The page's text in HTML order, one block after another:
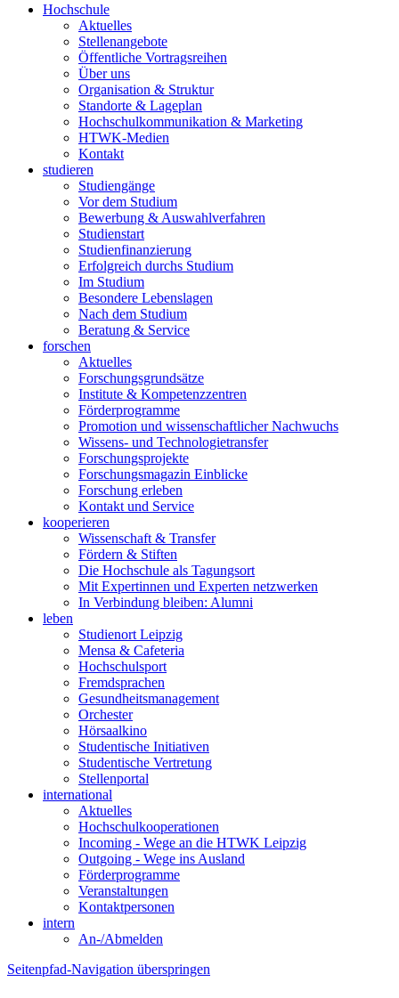
Hochschule
Aktuelles
Stellenangebote
Öffentliche Vortragsreihen
Über uns
Organisation & Struktur
Standorte & Lageplan
Hochschulkommunikation & Marketing
HTWK-Medien
Kontakt
studieren
Studiengänge
Vor dem Studium
Bewerbung & Auswahlverfahren
Studienstart
Studienfinanzierung
Erfolgreich durchs Studium
Im Studium
Besondere Lebenslagen
Nach dem Studium
Beratung & Service
forschen
Aktuelles
Forschungsgrundsätze
Institute & Kompetenzzentren
Förderprogramme
Promotion und wissenschaftlicher Nachwuchs
Wissens- und Technologietransfer
Forschungsprojekte
Forschungsmagazin Einblicke
Forschung erleben
Kontakt und Service
kooperieren
Wissenschaft & Transfer
Fördern & Stiften
Die Hochschule als Tagungsort
Mit Expertinnen und Experten netzwerken
In Verbindung bleiben: Alumni
leben
Studienort Leipzig
Mensa & Cafeteria
Hochschulsport
Fremdsprachen
Gesundheitsmanagement
Orchester
Hörsaalkino
Studentische Initiativen
Studentische Vertretung
Stellenportal
international
Aktuelles
Hochschulkooperationen
Incoming - Wege an die HTWK Leipzig
Outgoing - Wege ins Ausland
Förderprogramme
Veranstaltungen
Kontaktpersonen
intern
An-/Abmelden
Seitenpfad-Navigation überspringen